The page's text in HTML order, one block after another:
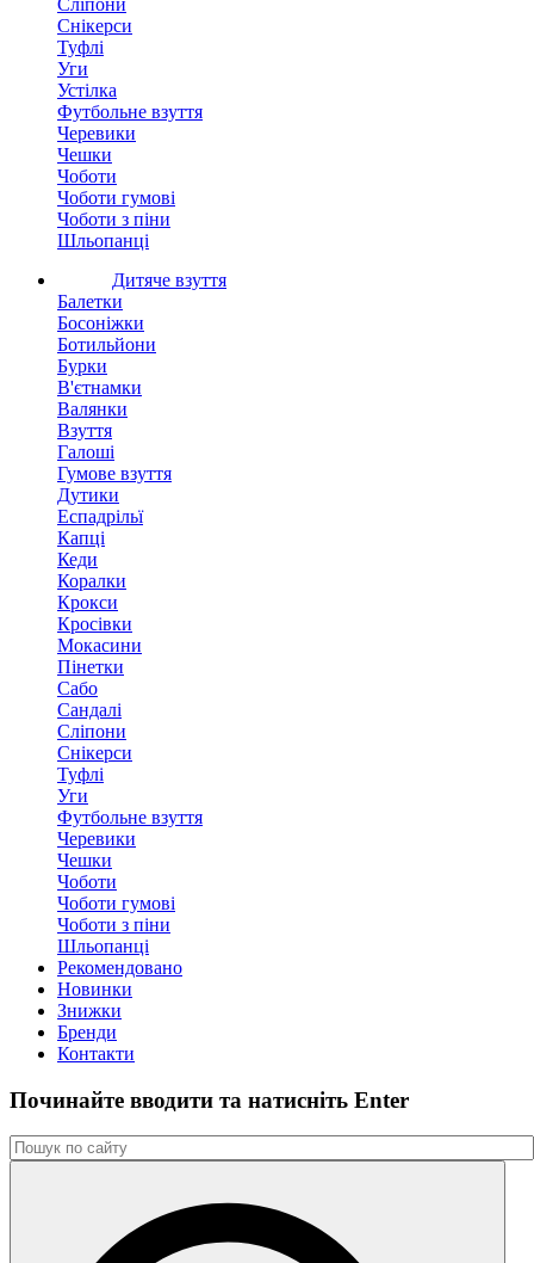
Сліпони
Снікерси
Туфлі
Уги
Устілка
Футбольне взуття
Черевики
Чешки
Чоботи
Чоботи гумові
Чоботи з піни
Шльопанці
Дитяче взуття
Балетки
Босоніжки
Ботильйони
Бурки
В'єтнамки
Валянки
Взуття
Галоші
Гумове взуття
Дутики
Еспадрільї
Капці
Кеди
Коралки
Крокси
Кросівки
Мокасини
Пінетки
Сабо
Сандалі
Сліпони
Снікерси
Туфлі
Уги
Футбольне взуття
Черевики
Чешки
Чоботи
Чоботи гумові
Чоботи з піни
Шльопанці
Рекомендовано
Новинки
Знижки
Бренди
Контакти
Починайте вводити та натиснiть Enter